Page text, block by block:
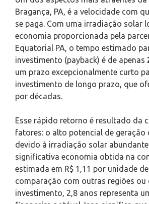
Bragança, PA, é a velocidade com
se paga. Com uma irradiação solar
economia proporcionada pela
Equatorial PA, o tempo estimado
investimento (payback) é de apenas
um prazo excepcionalmente curto
investimento de longo prazo, que
por décadas.
Esse rápido retorno é resultado da
fatores: o alto potencial de geração
devido à irradiação solar
significativa economia obtida na
estimada em R$ 1,11 por unidade de
comparação com outras regiões
investimento, 2,8 anos representa